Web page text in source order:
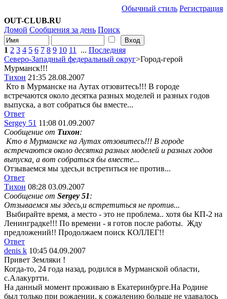
Обычный стиль Регистрация
OUT-CLUB.RU
Домой Сообщения за день Поиск
1 2 3 4 5 6 7 8 9 10 11 ... Последняя
Северо-Западный федеральный округ>Город-герой
Мурманск!!!
Тихон 21:35 28.08.2007
Кто в Мурманске на Аутах отзовитесь!!! В городе
встречаются около десятка разных моделей и разных годов
выпуска, а вот собраться бы вместе...
Ответ
Sergey 51 11:08 01.09.2007
Сообщение от Тихон:
Кто в Мурманске на Аутах отзовитесь!!! В городе
встречаются около десятка разных моделей и разных годов
выпуска, а вот собраться бы вместе...
Отзываемся мы здесь,и встретиться не против...
Ответ
Тихон 08:28 03.09.2007
Сообщение от Sergey 51:
Отзываемся мы здесь,и встретиться не против...
Выбирайте время, а место - это не проблема.. хотя бы КП-2 на
Ленинградке!!! По времени - я готов после работы. Жду
предложений!! Продолжаем поиск КОЛЛЕГ!!
Ответ
denis k 10:45 04.09.2007
Привет Земляки !
Когда-то, 24 года назад, родился в Мурманской области,
с.Алакуртти.
На данный момент проживаю в Екатеринбурге.На Родине
был только при рождении, к сожалению больше не удавалось